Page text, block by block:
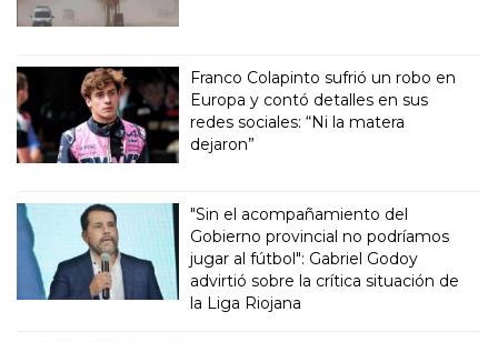
Franco Colapinto sufrió un robo en
Europa y contó detalles en sus
redes sociales: “Ni la matera
dejaron”
"Sin el acompañamiento del
Gobierno provincial no podríamos
jugar al fútbol": Gabriel Godoy
advirtió sobre la crítica situación de
la Liga Riojana